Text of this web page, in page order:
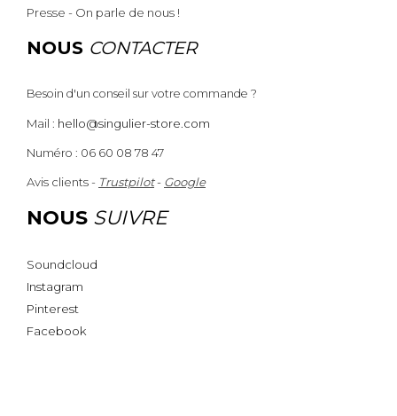
Presse - On parle de nous !
NOUS CONTACTER
Besoin d'un conseil sur votre commande ?
Mail : hello@singulier-store.com
Numéro : 06 60 08 78 47
Avis clients - Trustpilot- Google
NOUS SUIVRE
Soundcloud
Instagram
Pinterest
Facebook